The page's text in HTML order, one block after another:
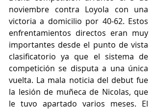
noviembre contra Loyola con una
victoria a domicilio por 40-62. Estos
enfrentamientos directos eran muy
importantes desde el punto de vista
clasificatorio ya que el sistema de
competición se disputa a una única
vuelta. La mala noticia del debut fue
la lesión de muñeca de Nicolas, que
le tuvo apartado varios meses. El